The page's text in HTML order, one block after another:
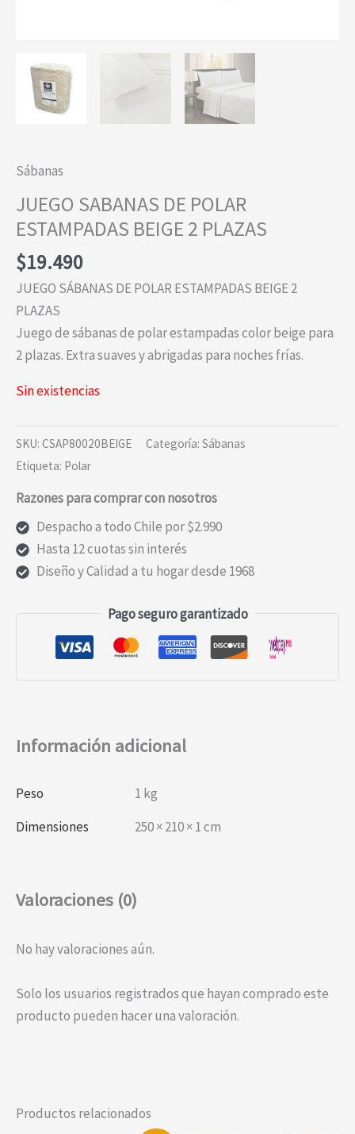
Sábanas
JUEGO SABANAS DE POLAR
ESTAMPADAS BEIGE 2 PLAZAS
$19.490
JUEGO SÁBANAS DE POLAR ESTAMPADAS BEIGE 2
PLAZAS
Juego de sábanas de polar estampadas color beige para
2 plazas. Extra suaves y abrigadas para noches frías.
Sin existencias
SKU: CSAP80020BEIGE Categoría: Sábanas
Etiqueta: Polar
Razones para comprar con nosotros
Despacho a todo Chile por $2.990
Hasta 12 cuotas sin interés
Diseño y Calidad a tu hogar desde 1968
Pago seguro garantizado
Información adicional
Peso
1 kg
Dimensiones
250 × 210 × 1 cm
Valoraciones (0)
No hay valoraciones aún.
Solo los usuarios registrados que hayan comprado este
producto pueden hacer una valoración.
Productos relacionados